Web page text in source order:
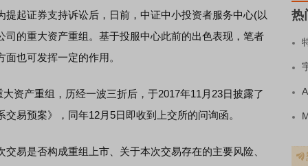
提起证券支持诉讼后，日前，中证中小投资者服务中心(以
司的重大资产重组。基于投服中心此前的出色表现，笔者
也可发挥一定的作用。
资产重组，历经一波三折后，于2017年11月23日披露了
易预案》，同年12月5日即收到上交所的问询函。
是否构成重组上市、关于本次交易存在的主要风险、
热